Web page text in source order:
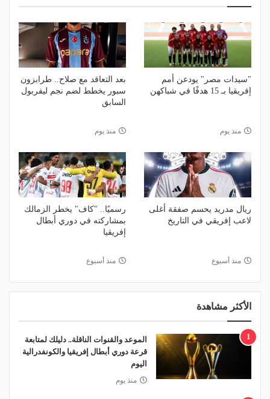
"سيدات مصر" يودعن أمم
إفريقيا بـ 15 هدفًا في شباكهن
منذ يوم
بعد التعاقد مع صلاح.. طرابزون
سبور يخطط لضم نجم ليفربول
السابق
منذ يوم
ريال مدريد يحسم صفقة أغلى
لاعب إفريقي في التاريخ
منذ أسبوع
رسميًا.. "كاف" يخطر الزمالك
بمشاركته في دوري أبطال
إفريقيا
منذ أسبوع
الأكثر مشاهدة
1
الموعد والقنوات الناقلة.. دليلك لمتابعة
قرعة دوري أبطال إفريقيا والكونفدرالية
اليوم
منذ يوم